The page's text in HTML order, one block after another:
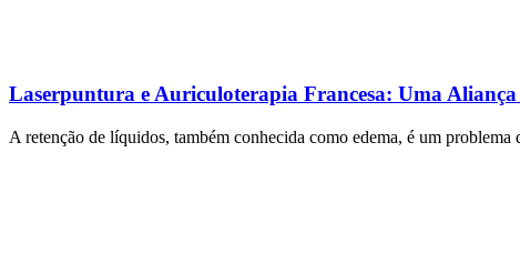
Laserpuntura e Auriculoterapia Francesa: Uma
A retenção de líquidos, também conhecida como edema, é um problema